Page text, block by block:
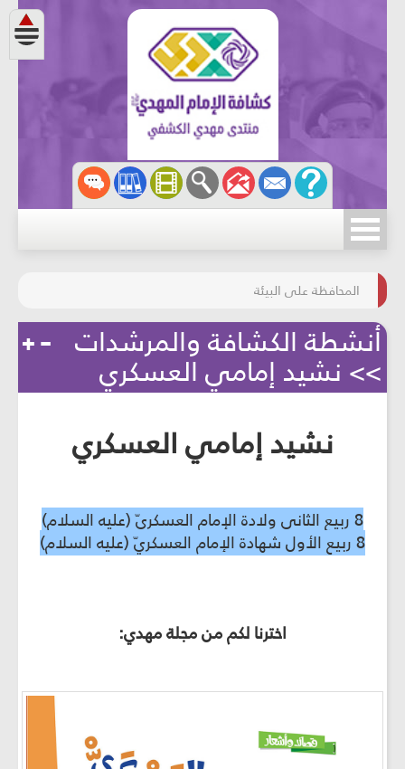
مسابقة الركب الحسينيّ
المحافظة على البيئة
أنشطة الكشافة والمرشدات
>> نشيد إمامي العسكري
نشيد إمامي العسكري
8 ربيع الثاني ولادة الإمام العسكريّ (عليه السلام)
8 ربيع الأول شهادة الإمام العسكريّ (عليه السلام)
اخترنا لكم من مجلة مهدي: